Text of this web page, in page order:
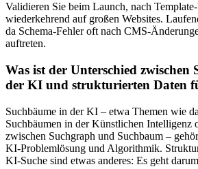
Validieren Sie beim Launch, nach
wiederkehrend auf großen Websites.
da Schema‑Fehler oft nach
auftreten.
Was ist der Unterschied zwischen
der KI und strukturierten Daten
Suchbäume in der KI – etwa Themen wie
Suchbäumen in der Künstlichen Intelligenz
zwischen Suchgraph und Suchbaum –
KI‑Problemlösung und Algorithmik.
KI‑Suche sind etwas anderes: Es geht